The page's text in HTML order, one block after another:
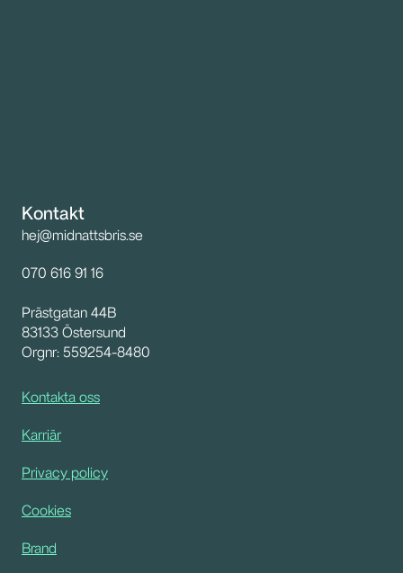
Kontakt
hej@midnattsbris.se
070 616 91 16
Prästgatan 44B
83133 Östersund
Orgnr: 559254-8480
Kontakta oss
Karriär
Privacy policy
Cookies
Brand